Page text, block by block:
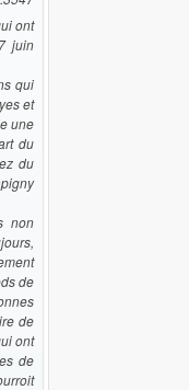
ont
juin
qui
et
une
du
du
non
de
de
ont
de